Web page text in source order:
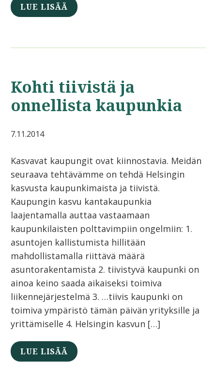
LUE LISÄÄ
Kohti tiivistä ja
onnellista kaupunkia
7.11.2014
Kasvavat kaupungit ovat kiinnostavia. Meidän
seuraava tehtävämme on tehdä Helsingin
kasvusta kaupunkimaista ja tiivistä.
Kaupungin kasvu kantakaupunkia
laajentamalla auttaa vastaamaan
kaupunkilaisten polttavimpiin ongelmiin: 1.
asuntojen kallistumista hillitään
mahdollistamalla riittävä määrä
asuntorakentamista 2. tiivistyvä kaupunki on
ainoa keino saada aikaiseksi toimiva
liikennejärjestelmä 3. …tiivis kaupunki on
toimiva ympäristö tämän päivän yrityksille ja
yrittämiselle 4. Helsingin kasvun […]
LUE LISÄÄ